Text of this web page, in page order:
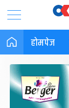
होमपेज